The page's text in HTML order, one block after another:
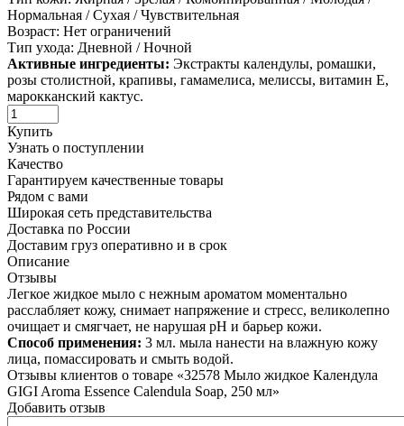
Нормальная / Сухая / Чувствительная
Возраст: Нет ограничений
Тип ухода: Дневной / Ночной
Активные ингредиенты: Экстракты календулы, ромашки,
розы столистной, крапивы, гамамелиса, мелиссы, витамин Е,
марокканский кактус.
Купить
Узнать о поступлении
Качество
Гарантируем качественные товары
Рядом с вами
Широкая сеть представительства
Доставка по России
Доставим груз оперативно и в срок
Описание
Отзывы
Легкое жидкое мыло с нежным ароматом моментально
расслабляет кожу, снимает напряжение и стресс, великолепно
очищает и смягчает, не нарушая рН и барьер кожи.
Способ применения: 3 мл. мыла нанести на влажную кожу
лица, помассировать и смыть водой.
Отзывы клиентов о товаре «32578 Mыло жидкое Календула
GIGI Aroma Essence Calendula Soap, 250 мл»
Добавить отзыв